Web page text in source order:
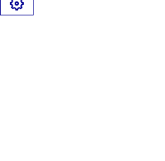
Gérer les cookies